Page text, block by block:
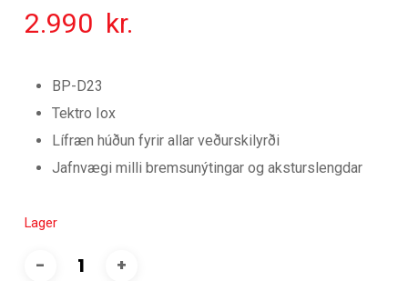
2.990 kr.
BP-D23
Tektro Iox
Lífræn húðun fyrir allar veðurskilyrði
Jafnvægi milli bremsunýtingar og aksturslengdar
Lager